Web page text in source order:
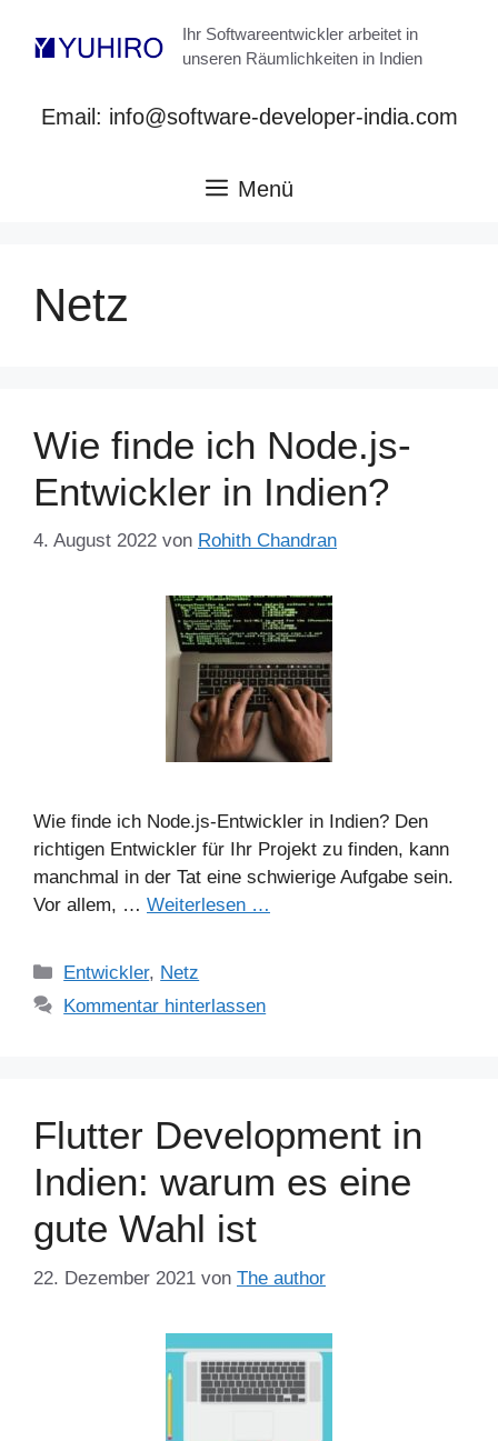
Inhalt
Ihr Softwareentwickler arbeitet in
unseren Räumlichkeiten in Indien
Email: info@software-developer-india.com
Menü
Netz
Wie finde ich Node.js-
Entwickler in Indien?
4. August 2022 von Rohith Chandran
Wie finde ich Node.js-Entwickler in Indien? Den
richtigen Entwickler für Ihr Projekt zu finden, kann
manchmal in der Tat eine schwierige Aufgabe sein.
Vor allem, … Weiterlesen …
Kategorien
Entwickler, Netz
Kommentar hinterlassen
Flutter Development in
Indien: warum es eine
gute Wahl ist
22. Dezember 2021 von The author